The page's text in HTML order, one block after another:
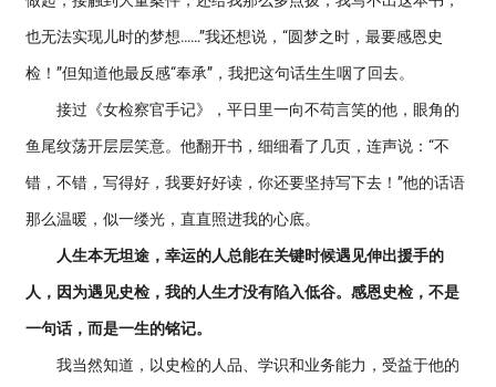
也无法实现儿时的梦想……”我还想说，“圆梦之时，最要感恩史
检！”但知道他最反感“奉承”，我把这句话生生咽了回去。
接过《女检察官手记》，平日里一向不苟言笑的他，眼角的
鱼尾纹荡开层层笑意。他翻开书，细细看了几页，连声说：“不
错，不错，写得好，我要好好读，你还要坚持写下去！”他的话语
那么温暖，似一缕光，直直照进我的心底。
人生本无坦途，幸运的人总能在关键时候遇见伸出援手的
人，因为遇见史检，我的人生才没有陷入低谷。感恩史检，不是
一句话，而是一生的铭记。
我当然知道，以史检的人品、学识和业务能力，受益于他的